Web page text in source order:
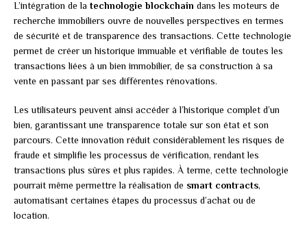
L’intégration de la technologie blockchain dans les moteurs de
recherche immobiliers ouvre de nouvelles perspectives en termes
de sécurité et de transparence des transactions. Cette technologie
permet de créer un historique immuable et vérifiable de toutes les
transactions liées à un bien immobilier, de sa construction à sa
vente en passant par ses différentes rénovations.
Les utilisateurs peuvent ainsi accéder à l’historique complet d’un
bien, garantissant une transparence totale sur son état et son
parcours. Cette innovation réduit considérablement les risques de
fraude et simplifie les processus de vérification, rendant les
transactions plus sûres et plus rapides. À terme, cette technologie
pourrait même permettre la réalisation de smart contracts,
automatisant certaines étapes du processus d’achat ou de
location.